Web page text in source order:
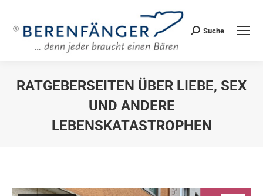
Search:
Suche
RATGEBERSEITEN ÜBER LIEBE, SEX
UND ANDERE
LEBENSKATASTROPHEN